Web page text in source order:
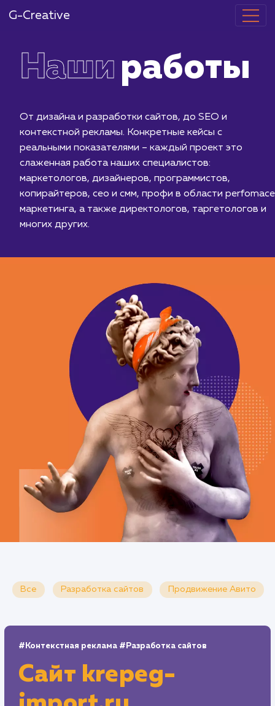
G-Creative
Наши
От дизайна и разработки сайтов, до SEO и
контекстной рекламы. Конкретные кейсы с
реальными показателями – каждый проект это
слаженная работа наших специалистов:
маркетологов, дизайнеров, программистов,
копирайтеров, сео и смм, профи в области
маркетинга, а также директологов,